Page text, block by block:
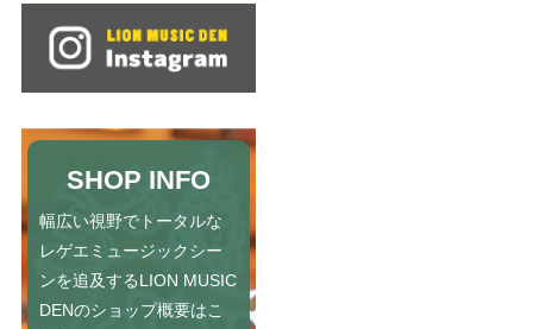
SHOP INFO
幅広い視野でトータルな
レゲエミュージックシー
ンを追及するLION MUSIC
DENのショップ概要はこ